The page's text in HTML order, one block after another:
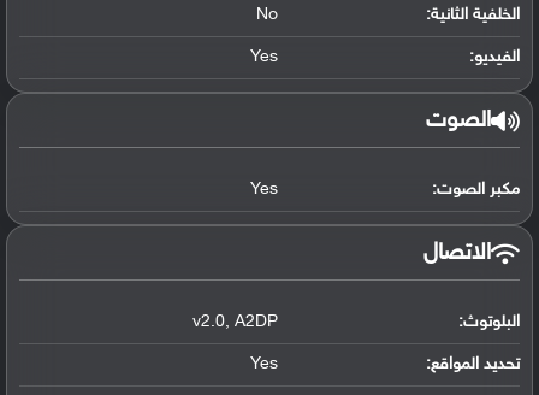
الخلفية الثانية: No
الفيديو: Yes
الصوت
مكبر الصوت: Yes
الاتصال
البلوتوث:
v2.0, A2DP
تحديد المواقع:
Yes